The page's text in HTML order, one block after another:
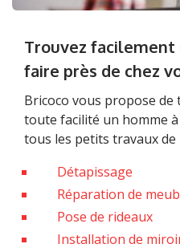
Trouvez
faire près de chez
Bricoco vous propose
toute facilité un homme
tous les petits travaux de
Détapissage
Réparation de
Pose de rideaux
Installation de